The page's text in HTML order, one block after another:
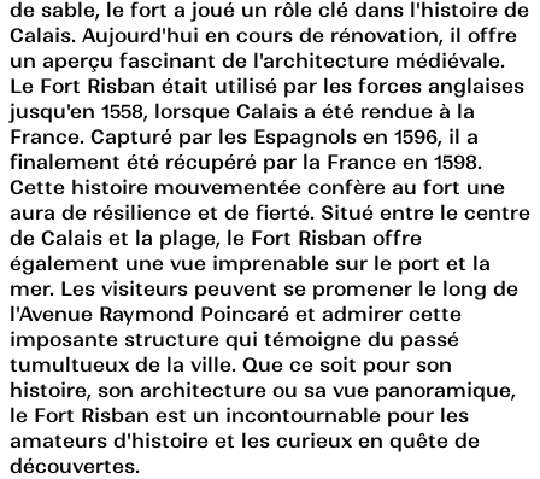
de sable, le fort a joué un rôle clé dans l'histoire de
Calais. Aujourd'hui en cours de rénovation, il offre
un aperçu fascinant de l'architecture médiévale.
Le Fort Risban était utilisé par les forces anglaises
jusqu'en 1558, lorsque Calais a été rendue à la
France. Capturé par les Espagnols en 1596, il a
finalement été récupéré par la France en 1598.
Cette histoire mouvementée confère au fort une
aura de résilience et de fierté. Situé entre le centre
de Calais et la plage, le Fort Risban offre
également une vue imprenable sur le port et la
mer. Les visiteurs peuvent se promener le long de
l'Avenue Raymond Poincaré et admirer cette
imposante structure qui témoigne du passé
tumultueux de la ville. Que ce soit pour son
histoire, son architecture ou sa vue panoramique,
le Fort Risban est un incontournable pour les
amateurs d'histoire et les curieux en quête de
découvertes.